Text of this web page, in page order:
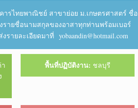
รไทยพาณิชย์ สาขาย่อย ม.เกษตรศาสตร์ ชื่อ
ยชื่อนามสกุลของอาสาทุกท่านพร้อมเบอร์
ยละเอียดมาที่ yobaandin@hotmail.com
พื้นที่ปฏิบัติงาน: ชลบุรี